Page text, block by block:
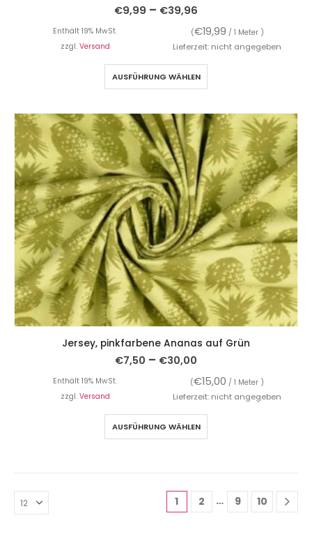
€9,99 – €39,96
Enthält 19% MwSt. (€19,99 / 1 Meter )
zzgl. Versand Lieferzeit: nicht angegeben
AUSFÜHRUNG WÄHLEN
Jersey, pinkfarbene Ananas auf Grün
€7,50 – €30,00
Enthält 19% MwSt. (€15,00 / 1 Meter )
zzgl. Versand Lieferzeit: nicht angegeben
AUSFÜHRUNG WÄHLEN
1 2 … 9 10